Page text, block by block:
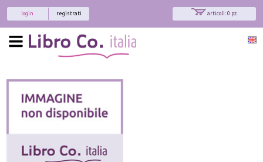
articoli: 0 pz.
registrati
login
Allora iscriviti alla nostra newsletter!